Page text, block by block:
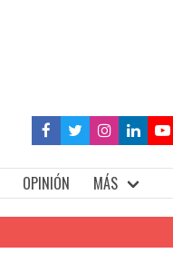
OPINIÓN MÁS